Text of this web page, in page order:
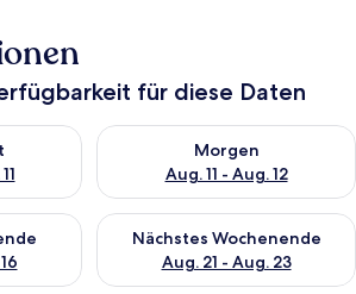
für diese Daten
für heute Nacht, Aug. 10 - Aug.
Morgen
Aug. 11 - Aug. 12
Überprüfe die Verfügbarkeit
für dieses Wochenende, Aug. 14
Nächstes Wochenende
Aug. 21 - Aug. 23
Überprüfe die Verfügbarkeit